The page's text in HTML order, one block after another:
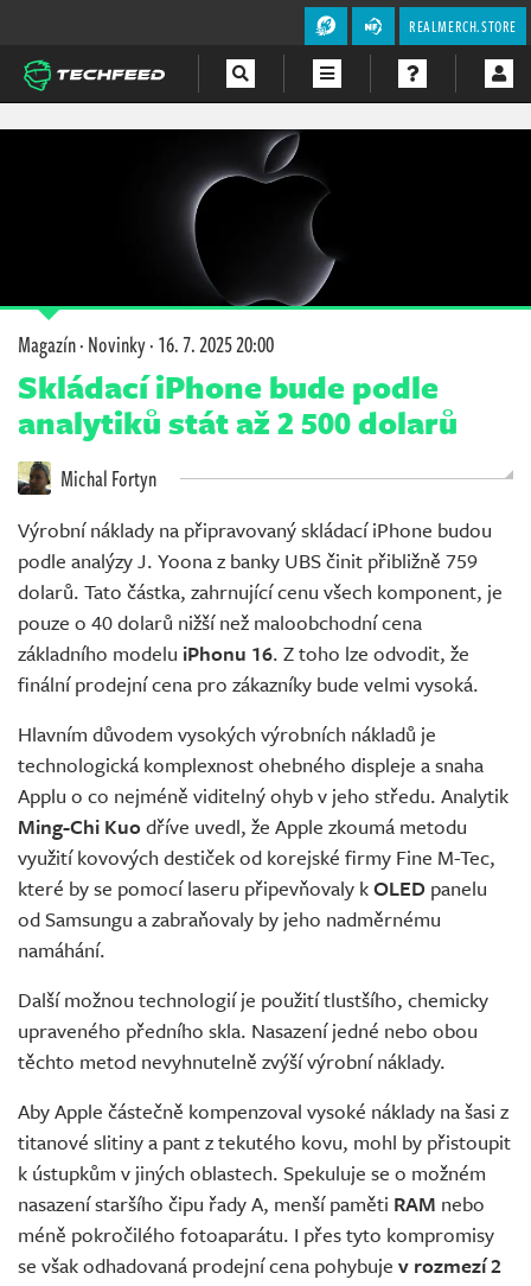
REALMERCH.STORE
Magazín·Novinky·16. 7. 2025 20:00
Skládací iPhone bude podle
analytiků stát až 2 500 dolarů
Michal Fortyn
Výrobní náklady na připravovaný skládací iPhone budou
podle analýzy J. Yoona z banky UBS činit přibližně 759
dolarů. Tato částka, zahrnující cenu všech komponent, je
pouze o 40 dolarů nižší než maloobchodní cena
základního modelu iPhonu 16. Z toho lze odvodit, že
finální prodejní cena pro zákazníky bude velmi vysoká.
Hlavním důvodem vysokých výrobních nákladů je
technologická komplexnost ohebného displeje a snaha
Applu o co nejméně viditelný ohyb v jeho středu. Analytik
Ming-Chi Kuo dříve uvedl, že Apple zkoumá metodu
využití kovových destiček od korejské firmy Fine M-Tec,
které by se pomocí laseru připevňovaly kOLED panelu
od Samsungu a zabraňovaly by jeho nadměrnému
namáhání.
Další možnou technologií je použití tlustšího, chemicky
upraveného předního skla. Nasazení jedné nebo obou
těchto metod nevyhnutelně zvýší výrobní náklady.
Aby Apple částečně kompenzoval vysoké náklady na šasi z
titanové slitiny a pant z tekutého kovu, mohl by přistoupit
k ústupkům v jiných oblastech. Spekuluje se o možném
nasazení staršího čipu řady A, menší paměti RAM nebo
méně pokročilého fotoaparátu. I přes tyto kompromisy
se však odhadovaná prodejní cena pohybuje v rozmezí 2